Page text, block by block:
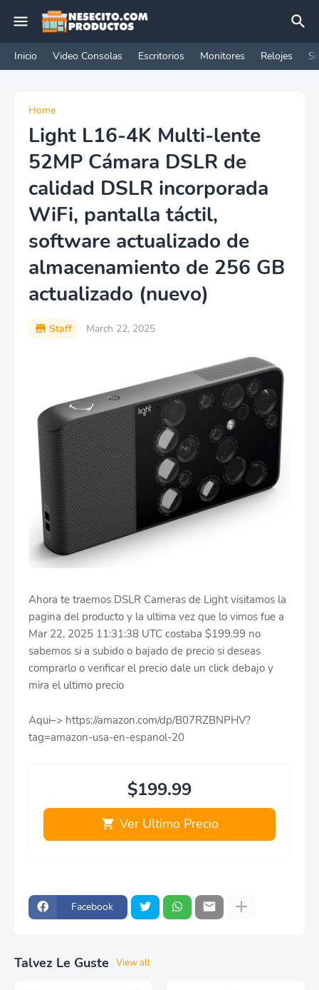
Inicio Video Consolas Escritorios Monitores Relojes
Home
Light L16-4K Multi-lente
52MP Cámara DSLR de
calidad DSLR incorporada
WiFi, pantalla táctil,
software actualizado de
almacenamiento de 256 GB
actualizado (nuevo)
Staff March 22, 2025
Ahora te traemos DSLR Cameras de Light visitamos la
pagina del producto y la ultima vez que lo vimos fue a
Mar 22, 2025 11:31:38 UTC costaba $199.99 no
sabemos si a subido o bajado de precio si deseas
comprarlo o verificar el precio dale un click debajo y
mira el ultimo precio
Aqui–> https://amazon.com/dp/B07RZBNPHV?
tag=amazon-usa-en-espanol-20
$199.99
Ver Ultimo Precio
Facebook
Talvez Le Guste View all